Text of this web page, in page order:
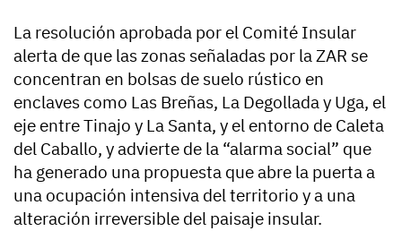
La resolución aprobada por el Comité Insular
alerta de que las zonas señaladas por la ZAR se
concentran en bolsas de suelo rústico en
enclaves como Las Breñas, La Degollada y Uga, el
eje entre Tinajo y La Santa, y el entorno de Caleta
del Caballo, y advierte de la “alarma social” que
ha generado una propuesta que abre la puerta a
una ocupación intensiva del territorio y a una
alteración irreversible del paisaje insular.